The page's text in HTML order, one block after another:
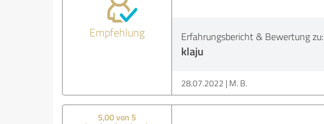
Empfehlung Erfahrungsbericht & Bewertung zu:
klaju
28.07.2022 M. B.
5,00 von 5